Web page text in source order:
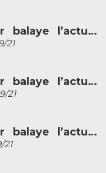
balaye l’actu…
21
balaye l’actu…
21
balaye l’actu…
21